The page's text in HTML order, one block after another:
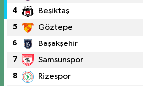
4 Beşiktaş
5 Göztepe
6 Başakşehir
7 Samsunspor
8 Rizespor